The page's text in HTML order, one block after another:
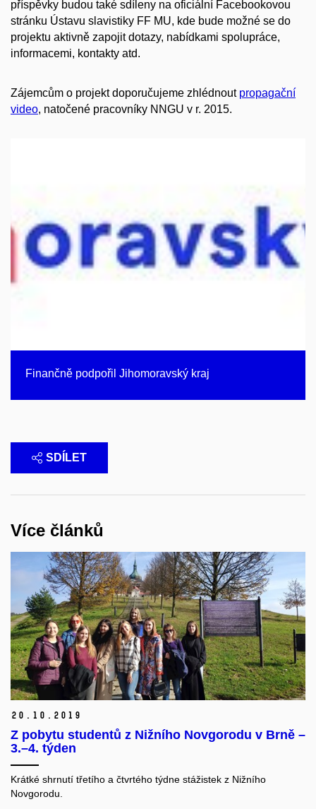
příspěvky budou také sdíleny na oficiální Facebookovou
stránku Ústavu slavistiky FF MU, kde bude možné se do
projektu aktivně zapojit dotazy, nabídkami spolupráce,
informacemi, kontakty atd.
Zájemcům o projekt doporučujeme zhlédnout propagační
video, natočené pracovníky NNGU v r. 2015.
Finančně podpořil Jihomoravský kraj
SDÍLET
Více článků
20. 10. 2019
Z pobytu studentů z Nižního Novgorodu v Brně –
3.–4. týden
Krátké shrnutí třetího a čtvrtého týdne stážistek z Nižního
Novgorodu.